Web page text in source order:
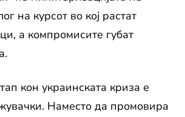
на курсот во кој растат
а компромисите губат
кон украинската криза е
Наместо да промовира